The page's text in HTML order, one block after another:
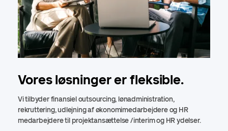
Vores løsninger er fleksible.
Vi tilbyder finansiel outsourcing, lønadministration,
rekruttering, udlejning af økonomimedarbejdere og HR
medarbejdere til projektansættelse /interim og HR ydelser.